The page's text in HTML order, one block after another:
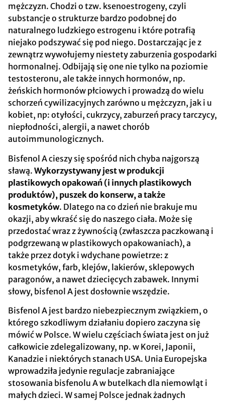
mężczyzn. Chodzi o tzw. ksenoestrogeny, czyli
substancje o strukturze bardzo podobnej do
naturalnego ludzkiego estrogenu i które potrafią
niejako podszywać się pod niego. Dostarczając je z
zewnątrz wywołujemy niestety zaburzenia gospodarki
hormonalnej. Odbijają się one nie tylko na poziomie
testosteronu, ale także innych hormonów, np.
żeńskich hormonów płciowych i prowadzą do wielu
schorzeń cywilizacyjnych zarówno u mężczyzn, jak i u
kobiet, np: otyłości, cukrzycy, zaburzeń pracy tarczycy,
niepłodności, alergii, a nawet chorób
autoimmunologicznych.
Bisfenol A cieszy się spośród nich chyba najgorszą
sławą. Wykorzystywany jest w produkcji
plastikowych opakowań (i innych plastikowych
produktów), puszek do konserw, a także
kosmetyków. Dlatego na co dzień nie brakuje mu
okazji, aby wkraść się do naszego ciała. Może się
przedostać wraz z żywnością (zwłaszcza paczkowaną i
podgrzewaną w plastikowych opakowaniach), a
także przez dotyk i wdychane powietrze: z
kosmetyków, farb, klejów, lakierów, sklepowych
paragonów, a nawet dziecięcych zabawek. Innymi
słowy, bisfenol A jest dosłownie wszędzie.
Bisfenol A jest bardzo niebezpiecznym związkiem, o
którego szkodliwym działaniu dopiero zaczyna się
mówić w Polsce. W wielu częściach świata jest on już
całkowicie zdelegalizowany, np. w Korei, Japonii,
Kanadzie i niektórych stanach USA. Unia Europejska
wprowadziła jedynie regulacje zabraniające
stosowania bisfenolu A w butelkach dla niemowląt i
małych dzieci. W samej Polsce jednak żadnych